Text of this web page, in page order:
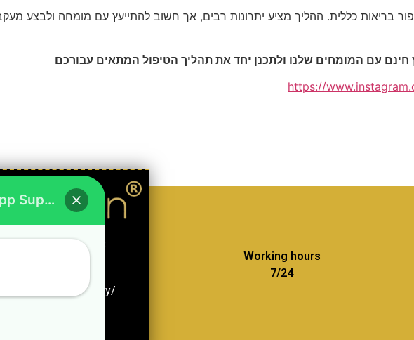
בריאות כללית. ההליך מציע יתרונות רבים, אך חשוב להתייעץ עם מומחה ולבצע
https://
Cd. No:34 Kadıköy/
Working hours
7/24
Dr Can Esthetic WhatsApp Support